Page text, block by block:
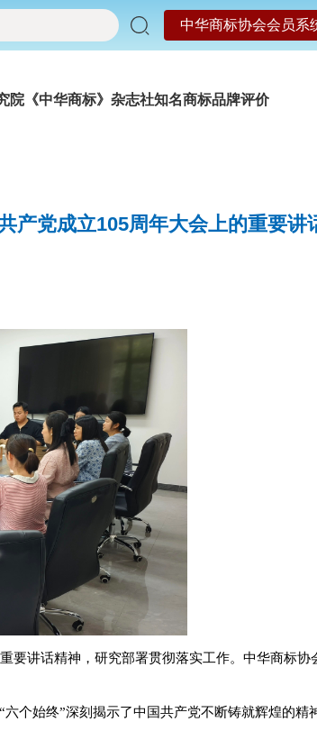
中华商标协会会员系
院 《中华商标》杂志社知名商标品牌评价
产党成立105周年大会上的重要讲
要讲话精神，研究部署贯彻落实工作。中华商标协
个始终”深刻揭示了中国共产党不断铸就辉煌的精